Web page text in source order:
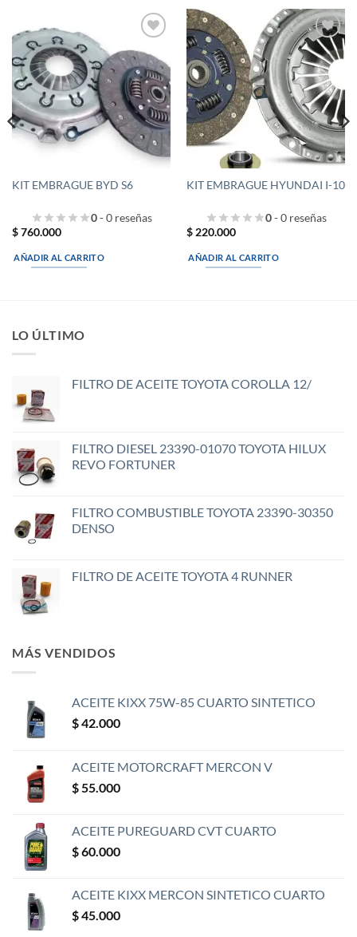
Añadir
a la
lista de
deseos
KIT EMBRAGUE BYD S6
0- 0 reseñas
$760.000
AÑADIR AL CARRITO
Añadir
a la
lista de
deseos
KIT EMBRAGUE HYUNDAI I-10
0- 0 reseñas
$220.000
AÑADIR AL CARRITO
LO ÚLTIMO
FILTRO DE ACEITE TOYOTA COROLLA 12/
FILTRO DIESEL 23390-01070 TOYOTA HILUX
REVO FORTUNER
FILTRO COMBUSTIBLE TOYOTA 23390-30350
DENSO
FILTRO DE ACEITE TOYOTA 4 RUNNER
MÁS VENDIDOS
ACEITE KIXX 75W-85 CUARTO SINTETICO
$42.000
ACEITE MOTORCRAFT MERCON V
$55.000
ACEITE PUREGUARD CVT CUARTO
$60.000
ACEITE KIXX MERCON SINTETICO CUARTO
$45.000